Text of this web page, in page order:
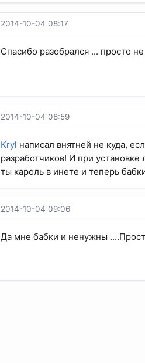
2014-10-04 08:17
Спасибо разобрался ... просто
2014-10-04 08:59
Kryl написал внятней не куда,
разработчиков! И при
ты кароль в инете и теперь
2014-10-04 09:06
Да мне бабки и ненужны